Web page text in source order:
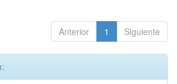
Anterior 1 Siguiente